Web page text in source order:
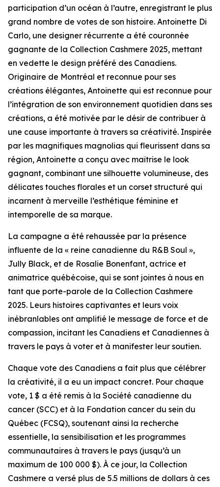
participation d’un océan à l’autre, enregistrant le plus
grand nombre de votes de son histoire. Antoinette Di
Carlo, une designer récurrente a été couronnée
gagnante de la Collection Cashmere 2025, mettant
en vedette le design préféré des Canadiens.
Originaire de Montréal et reconnue pour ses
créations élégantes, Antoinette qui est reconnue pour
l’intégration de son environnement quotidien dans ses
créations, a été motivée par le désir de contribuer à
une cause importante à travers sa créativité. Inspirée
par les magnifiques magnolias qui fleurissent dans sa
région, Antoinette a conçu avec maîtrise le look
gagnant, combinant une silhouette volumineuse, des
délicates touches florales et un corset structuré qui
incarnent à merveille l’esthétique féminine et
intemporelle de sa marque.
La campagne a été rehaussée par la présence
influente de la « reine canadienne du R&B Soul »,
Jully Black, et de Rosalie Bonenfant, actrice et
animatrice québécoise, qui se sont jointes à nous en
tant que porte-parole de la Collection Cashmere
2025. Leurs histoires captivantes et leurs voix
inébranlables ont amplifié le message de force et de
compassion, incitant les Canadiens et Canadiennes à
travers le pays à voter et à manifester leur soutien.
Chaque vote des Canadiens a fait plus que célébrer
la créativité, il a eu un impact concret. Pour chaque
vote, 1 $ a été remis à la Société canadienne du
cancer (SCC) et à la Fondation cancer du sein du
Québec (FCSQ), soutenant ainsi la recherche
essentielle, la sensibilisation et les programmes
communautaires à travers le pays (jusqu’à un
maximum de 100 000 $). À ce jour, la Collection
Cashmere a versé plus de 5.5 millions de dollars à ces